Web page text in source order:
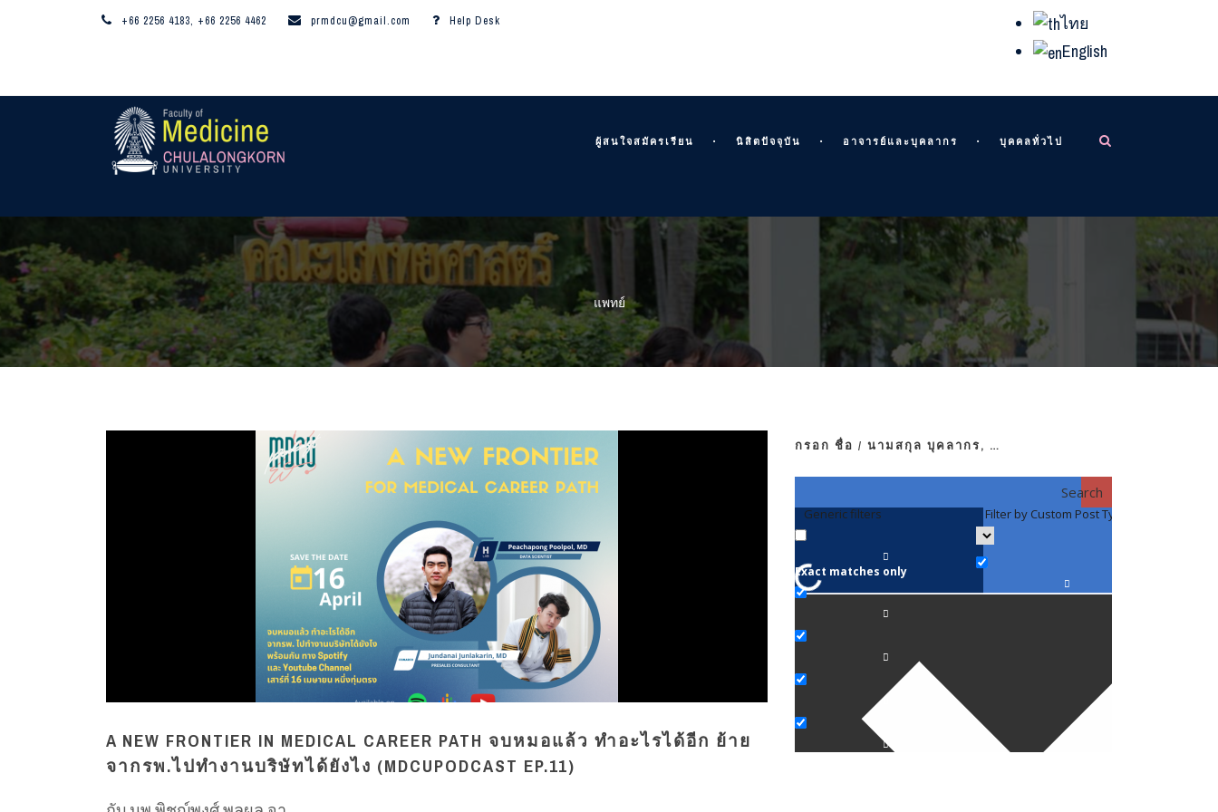
+66 2256 4183, +66 2256 4462 prmdcu@gmail.com Help Desk
ไทย
English
ผู้สนใจสมัครเรียน นิสิตปัจจุบัน อาจารย์และบุคลากร บุคคลทั่วไป
แพทย์
A NEW FRONTIER IN MEDICAL CAREER PATH จบหมอแล้ว ทำอะไรได้อีก ย้าย
จากรพ.ไปทำงานบริษัทได้ยังไง (MDCUPODCAST EP.11)
กรอก ชื่อ / นามสกุล บุคลากร, …
Search
Generic filters
Exact matches only
Filter by Custom Post Type